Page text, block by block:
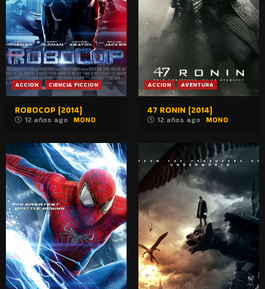
ACCION CIENCIA FICCION
ROBOCOP (2014)
12 años ago MONO
ACCION AVENTURA
47 RONIN (2014)
12 años ago MONO